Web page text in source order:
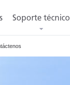
Soporte técnico